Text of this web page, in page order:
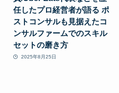
任したプロ経営者が語る ポ
ストコンサルも見据えたコ
ンサルファームでのスキル
セットの磨き方
2025年8月25日